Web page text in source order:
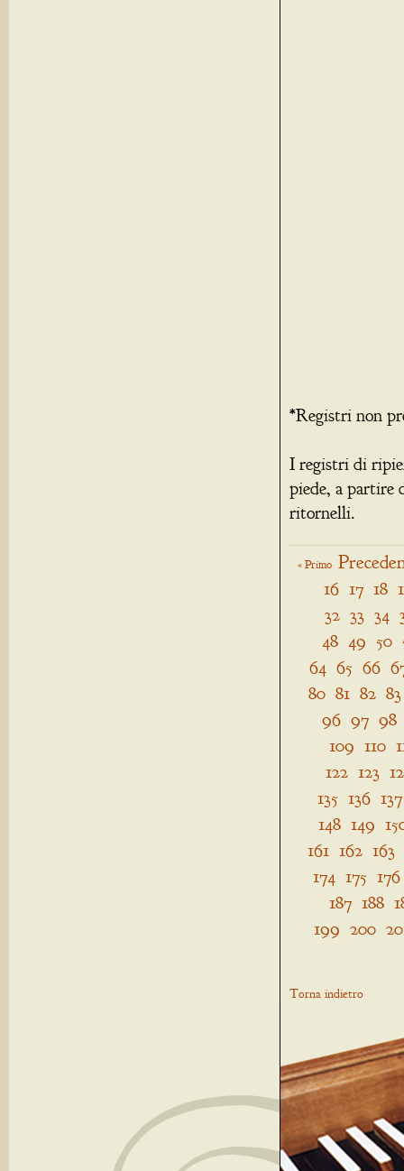
*Registri non
I registri di
piede, a partire
ritornelli.
« Primo
16 17 18
32 33 34
48 49 50
64 65 66
80 81 82 83
96 97 98
109 110
122 123
135 136 137
148 149
161 162 163
174 175 176
187 188
199 200
Torna indietro